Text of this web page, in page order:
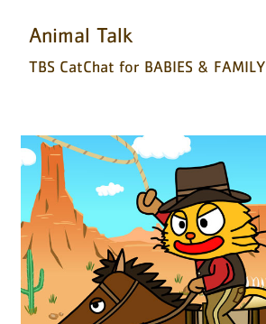
Animal Talk
TBS CatChat for BABIES & FAMILY